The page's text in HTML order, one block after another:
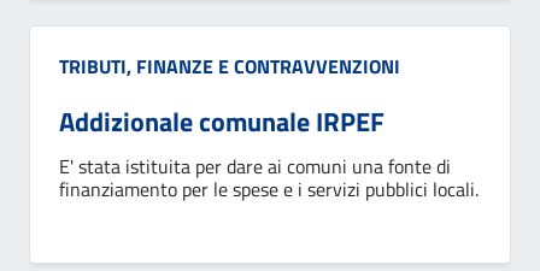
Categoria:
TRIBUTI, FINANZE E CONTRAVVENZIONI
Addizionale comunale IRPEF
E' stata istituita per dare ai comuni una fonte di
finanziamento per le spese e i servizi pubblici locali.